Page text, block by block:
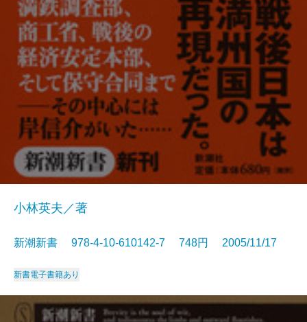
小林英夫／著
新潮新書 978-4-10-610142-7 748円 2005/11/17
新書電子書籍あり